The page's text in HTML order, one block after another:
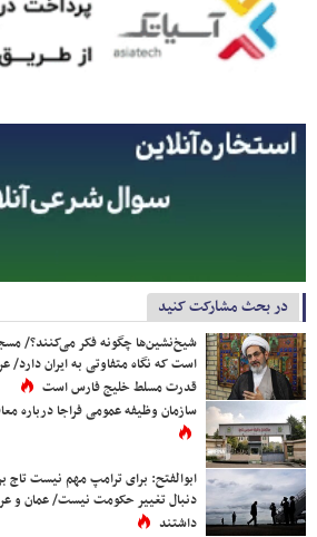
در بحث مشارکت کنید
شیخ‌نشین‌ها چگونه فکر می‌کنند؟/
است که نگاه متفاوتی به ایران دارد/
قدرت مسلط خلیج فارس است
سازمان وظیفه عمومی فراجا درباره
ابوالفتح: برای ترامپ مهم نیست تاج
دنبال تغییر حکومت نیست/ عمان و
داشتند